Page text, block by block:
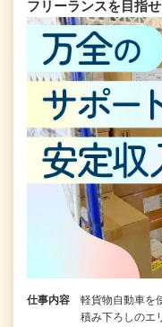
フリーランスを目指
仕事内容
軽貨物自動車を
積み下ろしのエ